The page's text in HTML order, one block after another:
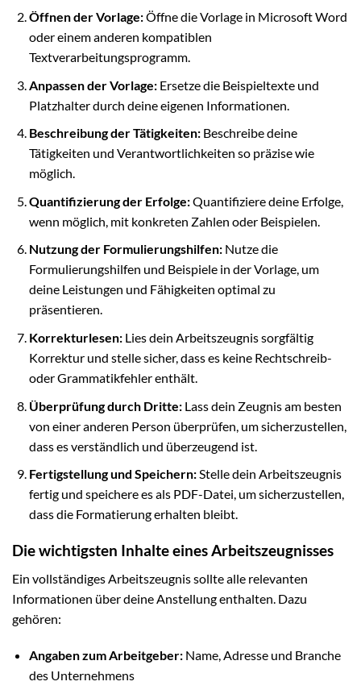
Öffnen der Vorlage:Öffne die Vorlage in Microsoft Word
oder einem anderen kompatiblen
Textverarbeitungsprogramm.
Anpassen der Vorlage:Ersetze die Beispieltexte und
Platzhalter durch deine eigenen Informationen.
Beschreibung der Tätigkeiten:Beschreibe deine
Tätigkeiten und Verantwortlichkeiten so präzise wie
möglich.
Quantifizierung der Erfolge:Quantifiziere deine Erfolge,
wenn möglich, mit konkreten Zahlen oder Beispielen.
Nutzung der Formulierungshilfen:Nutze die
Formulierungshilfen und Beispiele in der Vorlage, um
deine Leistungen und Fähigkeiten optimal zu
präsentieren.
Korrekturlesen:Lies dein Arbeitszeugnis sorgfältig
Korrektur und stelle sicher, dass es keine Rechtschreib-
oder Grammatikfehler enthält.
Überprüfung durch Dritte:Lass dein Zeugnis am besten
von einer anderen Person überprüfen, um sicherzustellen,
dass es verständlich und überzeugend ist.
Fertigstellung und Speichern:Stelle dein Arbeitszeugnis
fertig und speichere es als PDF-Datei, um sicherzustellen,
dass die Formatierung erhalten bleibt.
Die wichtigsten Inhalte eines Arbeitszeugnisses
Ein vollständiges Arbeitszeugnis sollte alle relevanten
Informationen über deine Anstellung enthalten. Dazu
gehören:
Angaben zum Arbeitgeber:Name, Adresse und Branche
des Unternehmens